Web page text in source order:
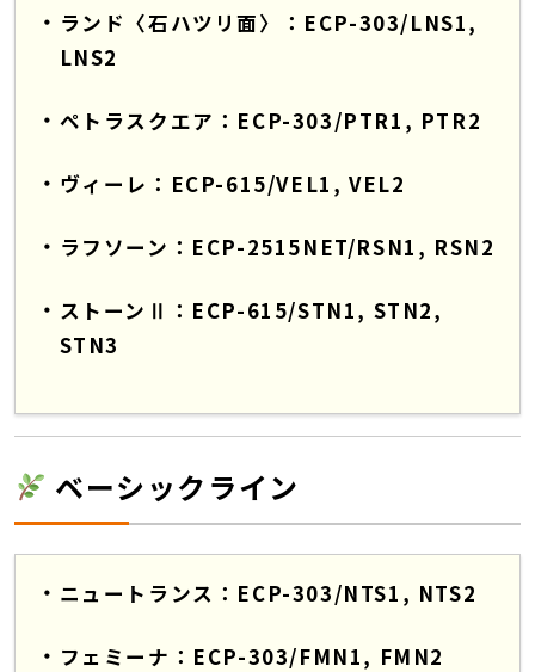
ランド〈石ハツリ面〉：ECP-303/LNS1,
LNS2
ペトラスクエア：ECP-303/PTR1, PTR2
ヴィーレ：ECP-615/VEL1, VEL2
ラフソーン：ECP-2515NET/RSN1, RSN2
ストーンⅡ：ECP-615/STN1, STN2,
STN3
ベーシックライン
ニュートランス：ECP-303/NTS1, NTS2
フェミーナ：ECP-303/FMN1, FMN2